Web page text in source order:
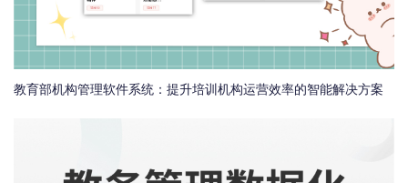
教育部机构管理软件系统：提升培训机构运营效率的智能解决方案